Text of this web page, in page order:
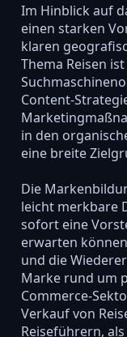
Im Hinblick auf
einen starken
klaren
Thema Reisen
Content-
in den
eine breite
Die
leicht merkbare
sofort eine
erwarten
und die
Marke rund um
Commerce-
Verkauf von
Reiseführern,